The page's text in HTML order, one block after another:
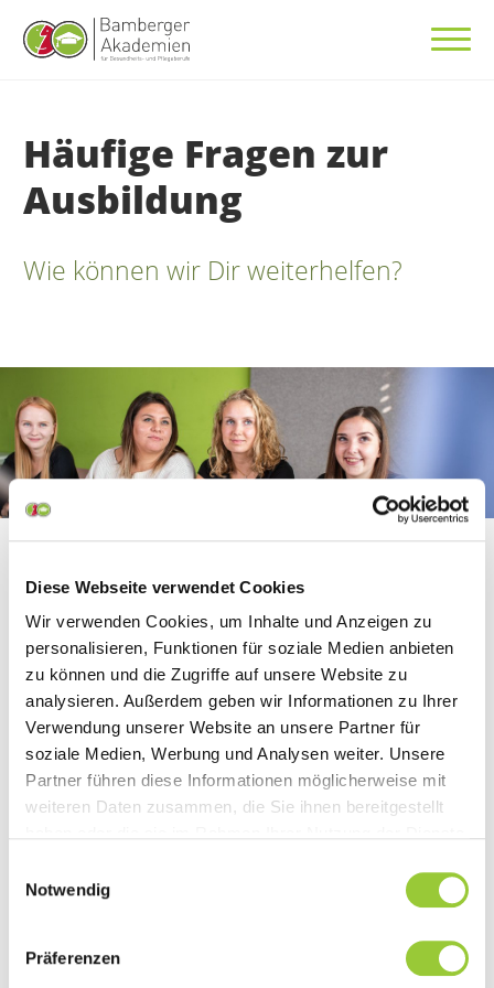
Diese Webseite verwendet Cookies
Wir verwenden Cookies, um Inhalte und Anzeigen zu
personalisieren, Funktionen für soziale Medien anbieten
zu können und die Zugriffe auf unsere Website zu
analysieren. Außerdem geben wir Informationen zu Ihrer
Verwendung unserer Website an unsere Partner für
soziale Medien, Werbung und Analysen weiter. Unsere
Partner führen diese Informationen möglicherweise mit
weiteren Daten zusammen, die Sie ihnen bereitgestellt
Cookies, wenn Sie unsere Webseite weiterhin nutzen.
Notwendig
Präferenzen
Häufige Fragen zur
Ausbildung
Wie können wir Dir weiterhelfen?
Wann beginnen die Ausbildungen?
Muss ich mich zweimal bewerben
(Praxis und Schule)?
Reicht mein ausländisches Zeugnis
zur Bewerbung?